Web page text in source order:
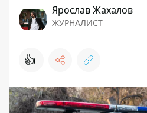
Ярослав Жахалов
ЖУРНАЛИСТ
👍